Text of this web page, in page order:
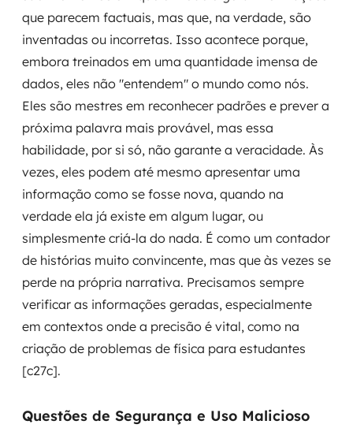
que parecem factuais, mas que, na verdade, são
inventadas ou incorretas. Isso acontece porque,
embora treinados em uma quantidade imensa de
dados, eles não "entendem" o mundo como nós.
Eles são mestres em reconhecer padrões e prever a
próxima palavra mais provável, mas essa
habilidade, por si só, não garante a veracidade. Às
vezes, eles podem até mesmo apresentar uma
informação como se fosse nova, quando na
verdade ela já existe em algum lugar, ou
simplesmente criá-la do nada. É como um contador
de histórias muito convincente, mas que às vezes se
perde na própria narrativa. Precisamos sempre
verificar as informações geradas, especialmente
em contextos onde a precisão é vital, como na
criação de problemas de física para estudantes
[c27c].
Questões de Segurança e Uso Malicioso